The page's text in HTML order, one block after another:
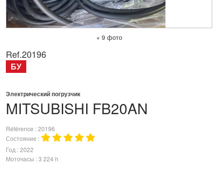
+ 9 фото
MITSUBISHI FB20AN
Электрический погрузчик
Référence 20196
Состояние
Год 2022
Моточасы 3 224 h
Ref.20196
БУ